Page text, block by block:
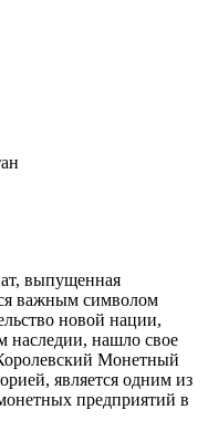
выпущенная
важным символом
новой нации,
наследии, нашло свое
Монетный
является одним из
предприятий в